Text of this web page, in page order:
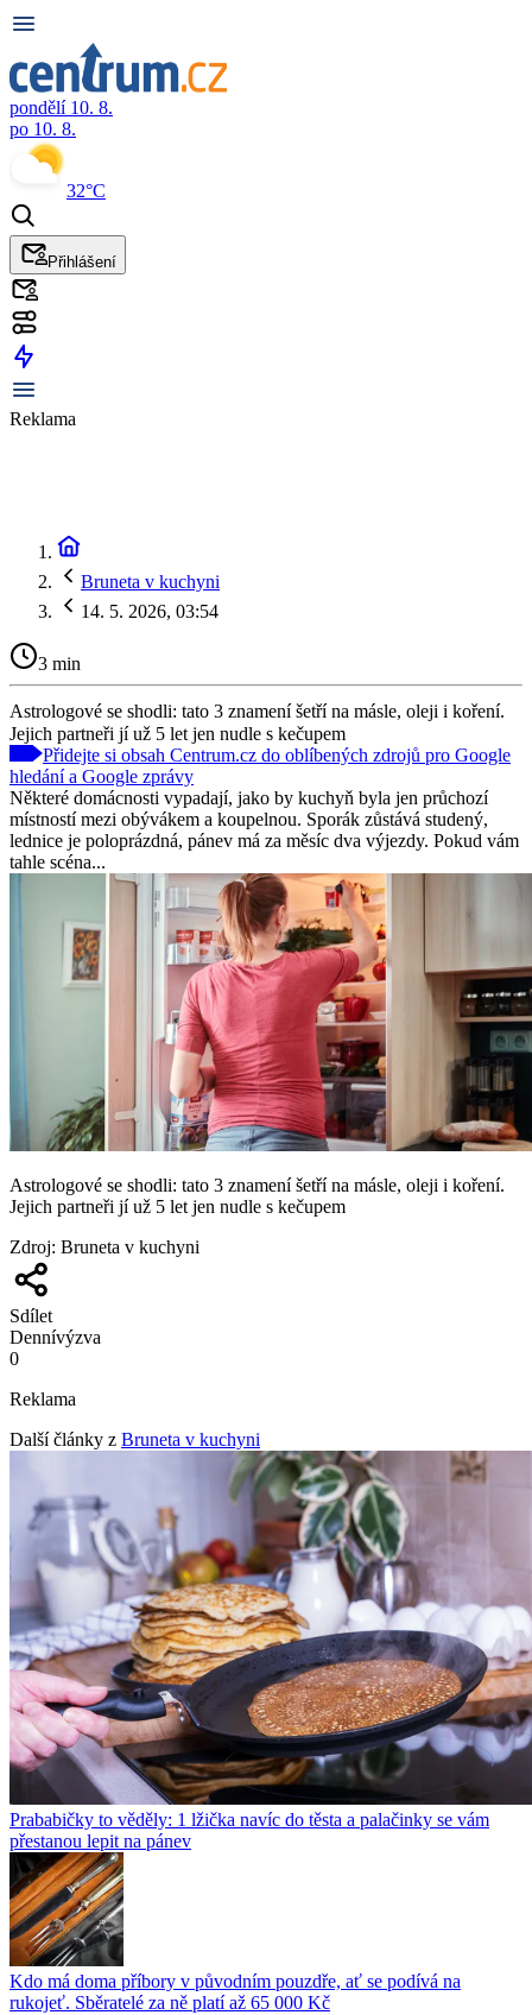
pondělí 10. 8.
po 10. 8.
32°C
Přihlášení
Reklama
Bruneta v kuchyni
14. 5. 2026, 03:54
3 min
Astrologové se shodli: tato 3 znamení šetří na másle, oleji i koření.
Jejich partneři jí už 5 let jen nudle s kečupem
Přidejte si obsah Centrum.cz do oblíbených zdrojů pro Google
hledání a Google zprávy
Některé domácnosti vypadají, jako by kuchyň byla jen průchozí
místností mezi obývákem a koupelnou. Sporák zůstává studený,
lednice je poloprázdná, pánev má za měsíc dva výjezdy. Pokud vám
tahle scéna...
Astrologové se shodli: tato 3 znamení šetří na másle, oleji i koření.
Jejich partneři jí už 5 let jen nudle s kečupem
Zdroj: Bruneta v kuchyni
Sdílet
Dennívýzva
0
Reklama
Další články z Bruneta v kuchyni
Prababičky to věděly: 1 lžička navíc do těsta a palačinky se vám
přestanou lepit na pánev
Kdo má doma příbory v původním pouzdře, ať se podívá na
rukojeť. Sběratelé za ně platí až 65 000 Kč